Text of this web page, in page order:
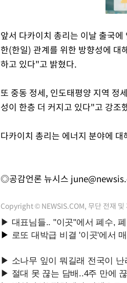
앞서 다카이치 총리는 이날 출국
한(한일) 관계를 위한 방향성에 대
하고 있다"고 밝혔다.
또 중동 정세, 인도태평양 지역 정
성이 한층 더 커지고 있다"고 강조
다카이치 총리는 에너지 분야에
◎공감언론 뉴시스
Copyright © NEWSIS.COM, 무단 전재 및